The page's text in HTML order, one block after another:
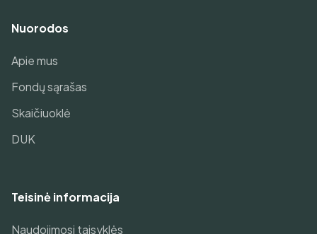
Nuorodos
Apie mus
Fondų sąrašas
Skaičiuoklė
DUK
Teisinė informacija
Naudojimosi taisyklės